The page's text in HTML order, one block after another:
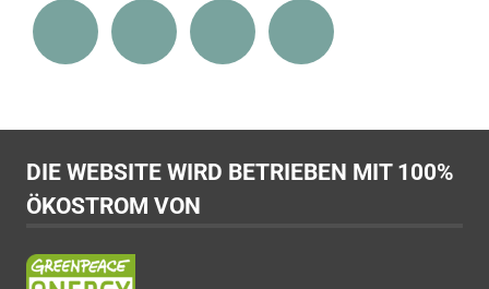
DIE WEBSITE WIRD BETRIEBEN MIT 100%
ÖKOSTROM VON